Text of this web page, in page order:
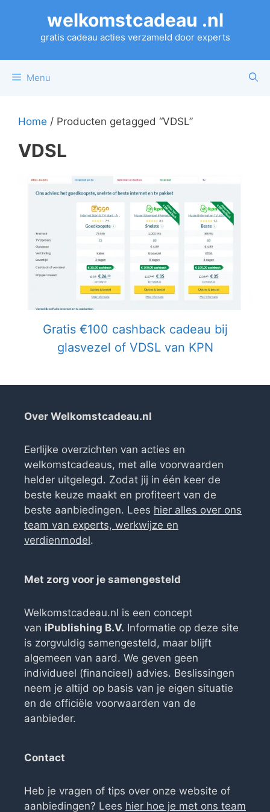
welkomstcadeau .nl
gratis cadeau acties verzameld door experts
Menu
Home / Producten getagged “VDSL”
VDSL
Gratis €100 cashback cadeau bij
glasvezel of VDSL van KPN
Over Welkomstcadeau.nl
Eerlijke overzichten van acties en
welkomstcadeaus, met alle voorwaarden
helder uitgelegd. Zodat jij in één keer de
beste keuze maakt en profiteert van de
beste aanbiedingen. Lees hier alles over ons
team van experts, werkwijze en
verdienmodel.
Met zorg voor je samengesteld
Welkomstcadeau.nl is een concept
van iPublishing B.V. Informatie op deze site
is zorgvuldig samengesteld, maar blijft
algemeen van aard. We geven geen
individueel (financieel) advies. Beslissingen
neem je altijd op basis van je eigen situatie
en de officiële voorwaarden van de
aanbieder.
Contact
Heb je vragen of tips over onze website of
aanbiedingen? Lees hier hoe je met ons team